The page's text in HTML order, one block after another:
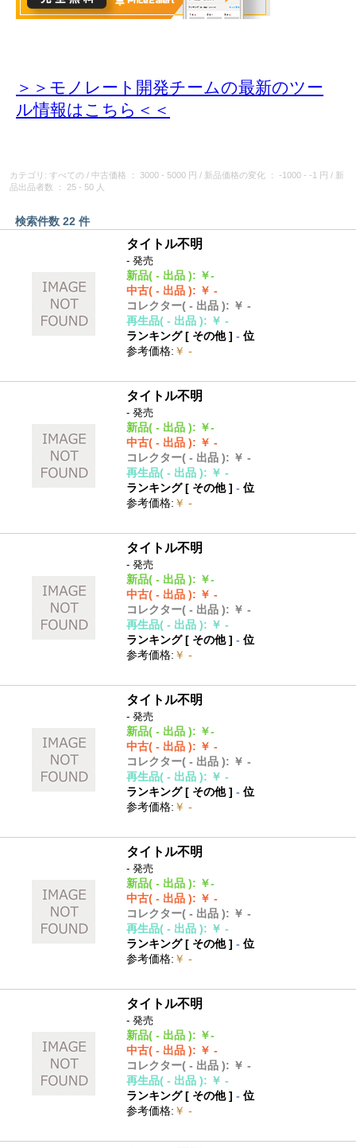
＞＞モノレート開発チームの最新のツー
ル情報はこちら＜＜
カテゴリ: すべての / 中古価格 ： 3000 - 5000 円 / 新品価格の変化 ： -1000 - -1 円 / 新
品出品者数
： 25 - 50 人
検索件数 22 件
タイトル不明
- 発売
新品( - 出品 ): ￥-
中古( - 出品 ): ￥ -
コレクター( - 出品 ): ￥ -
再生品( - 出品 ): ￥ -
ランキング [ その他]- 位
参考価格: ￥ -
タイトル不明
- 発売
新品( - 出品 ): ￥-
中古( - 出品 ): ￥ -
コレクター( - 出品 ): ￥ -
再生品( - 出品 ): ￥ -
ランキング [ その他]- 位
参考価格: ￥ -
タイトル不明
- 発売
新品( - 出品 ): ￥-
中古( - 出品 ): ￥ -
コレクター( - 出品 ): ￥ -
再生品( - 出品 ): ￥ -
ランキング [ その他]- 位
参考価格: ￥ -
タイトル不明
- 発売
新品( - 出品 ): ￥-
中古( - 出品 ): ￥ -
コレクター( - 出品 ): ￥ -
再生品( - 出品 ): ￥ -
ランキング [ その他]- 位
参考価格: ￥ -
タイトル不明
- 発売
新品( - 出品 ): ￥-
中古( - 出品 ): ￥ -
コレクター( - 出品 ): ￥ -
再生品( - 出品 ): ￥ -
ランキング [ その他]- 位
参考価格: ￥ -
タイトル不明
- 発売
新品( - 出品 ): ￥-
中古( - 出品 ): ￥ -
コレクター( - 出品 ): ￥ -
再生品( - 出品 ): ￥ -
ランキング [ その他]- 位
参考価格: ￥ -